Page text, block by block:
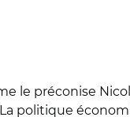
le préconise
politique